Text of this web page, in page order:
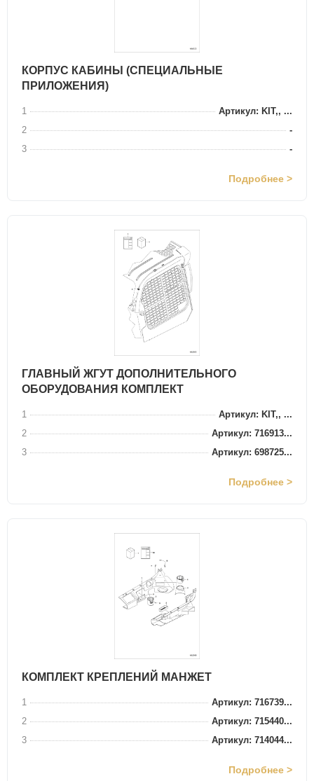
КОРПУС КАБИНЫ (СПЕЦИАЛЬНЫЕ
ПРИЛОЖЕНИЯ)
1
Артикул: KIT,, ...
2
-
3
-
Подробнее >
ГЛАВНЫЙ ЖГУТ ДОПОЛНИТЕЛЬНОГО
ОБОРУДОВАНИЯ КОМПЛЕКТ
1
Артикул: KIT,, ...
2
Артикул: 716913...
3
Артикул: 698725...
Подробнее >
КОМПЛЕКТ КРЕПЛЕНИЙ МАНЖЕТ
1
Артикул: 716739...
2
Артикул: 715440...
3
Артикул: 714044...
Подробнее >